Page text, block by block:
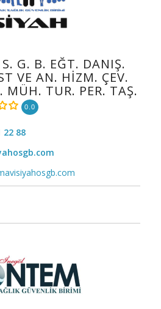
G. B. EĞT. DANIŞ.
VE AN. HİZM. ÇEV.
MÜH. TUR. PER. TAŞ.
0.0
22 88